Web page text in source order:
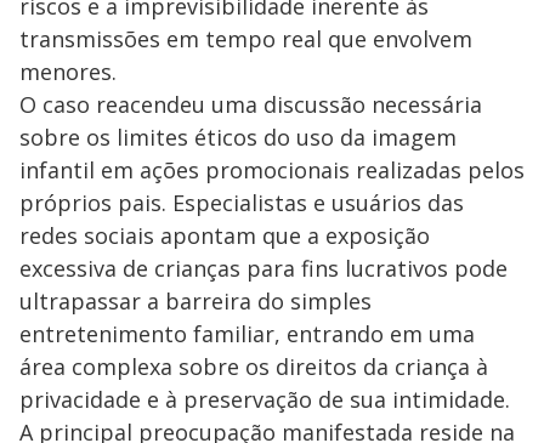
riscos e a imprevisibilidade inerente às
transmissões em tempo real que envolvem
menores.
O caso reacendeu uma discussão necessária
sobre os limites éticos do uso da imagem
infantil em ações promocionais realizadas pelos
próprios pais. Especialistas e usuários das
redes sociais apontam que a exposição
excessiva de crianças para fins lucrativos pode
ultrapassar a barreira do simples
entretenimento familiar, entrando em uma
área complexa sobre os direitos da criança à
privacidade e à preservação de sua intimidade.
A principal preocupação manifestada reside na